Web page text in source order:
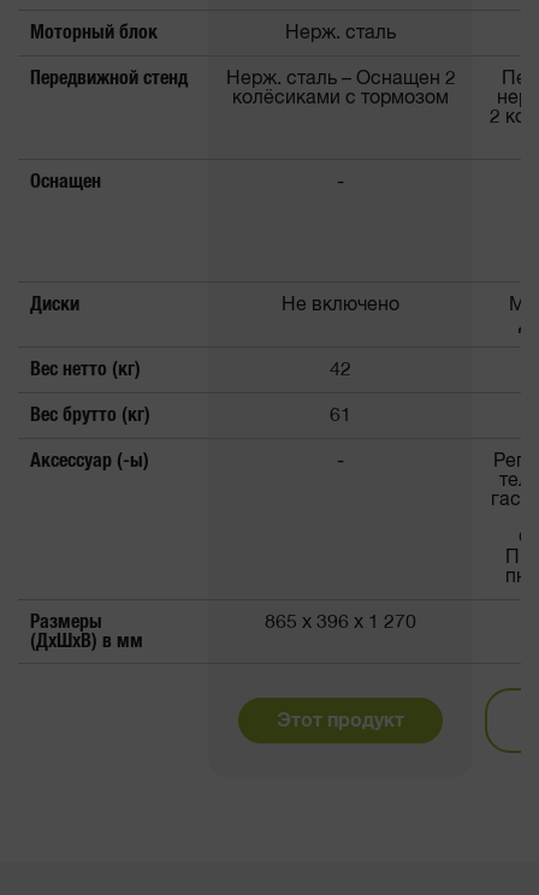
Моторный блок Нерж. сталь
Передвижной стенд
Нерж. сталь – Оснащен 2
колёсиками с тормозом
2
Оснащен -
Диски Не включено
Вес нетто (кг) 42
Вес брутто (кг) 61
Аксессуар (-ы) -
Размеры
(ДxШxВ) в мм
865 x 396 x 1 270
Этот продукт